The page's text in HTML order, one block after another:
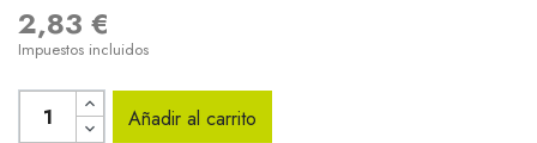
2,83 €
Impuestos incluidos
Añadir al carrito